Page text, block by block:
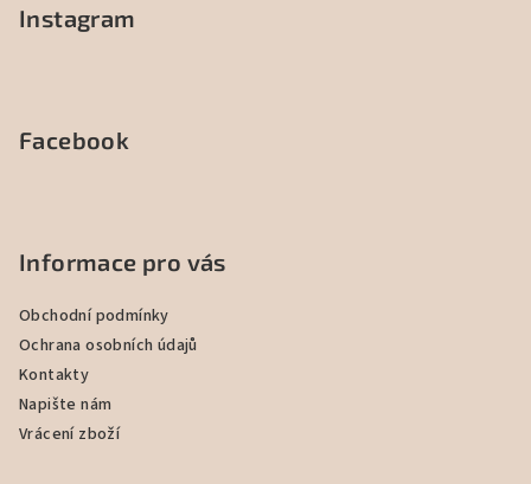
Instagram
Facebook
Informace pro vás
Obchodní podmínky
Ochrana osobních údajů
Kontakty
Napište nám
Vrácení zboží